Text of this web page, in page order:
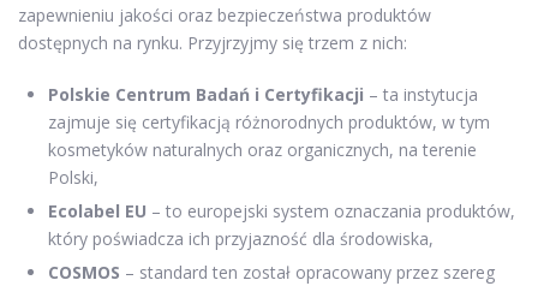
zapewnieniu jakości oraz bezpieczeństwa produktów
dostępnych na rynku. Przyjrzyjmy się trzem z nich:
Polskie Centrum Badań i Certyfikacji – ta instytucja
zajmuje się certyfikacją różnorodnych produktów, w tym
kosmetyków naturalnych oraz organicznych, na terenie
Polski,
Ecolabel EU – to europejski system oznaczania produktów,
który poświadcza ich przyjazność dla środowiska,
COSMOS – standard ten został opracowany przez szereg